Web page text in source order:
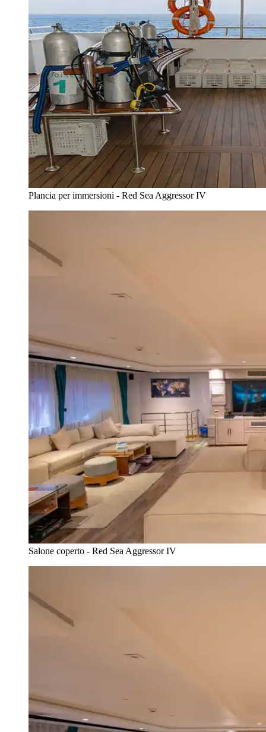
Plancia per immersioni - Red Sea Aggressor IV
Salone coperto - Red Sea Aggressor IV